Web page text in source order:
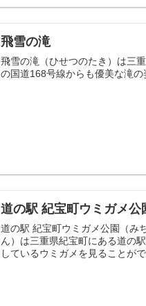
飛雪の滝
飛雪の滝（ひせつのたき）は三
の国道168号線からも優美な滝の
道の駅 紀宝町ウミガメ公
道の駅 紀宝町ウミガメ公園（み
ん）は三重県紀宝町にある道の
しているウミガメを見ることがで